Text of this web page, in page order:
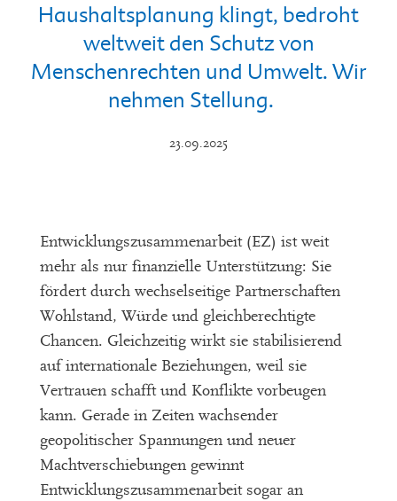
Haushaltsplanung klingt, bedroht
weltweit den Schutz von
Menschenrechten und Umwelt. Wir
nehmen Stellung.
23.09.2025
Entwicklungszusammenarbeit (EZ) ist weit
mehr als nur finanzielle Unterstützung: Sie
fördert durch wechselseitige Partnerschaften
Wohlstand, Würde und gleichberechtigte
Chancen. Gleichzeitig wirkt sie stabilisierend
auf internationale Beziehungen, weil sie
Vertrauen schafft und Konflikte vorbeugen
kann. Gerade in Zeiten wachsender
geopolitischer Spannungen und neuer
Machtverschiebungen gewinnt
Entwicklungszusammenarbeit sogar an